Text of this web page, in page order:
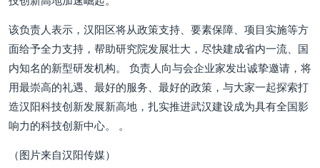
该负责人表示，汉阳区将从政策支持、要素保障、项目实施等方
面给予全力支持，帮助研究院发展壮大，尽快建成省内一流、国
内知名的新型研发机构。 负责人向与会企业家发出诚挚邀请，将
用最崇高的礼遇、最好的服务、最好的政策，与大家一起探索打
造汉阳科技创新发展新高地，扎实推进武汉建设成为具有全国影
响力的科技创新中心。 。
（图片来自汉阳传媒）